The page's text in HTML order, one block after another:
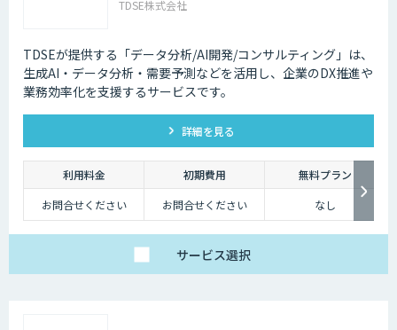
TDSE株式会社
TDSEが提供する「データ分析/AI開発/コンサルティング」は、
生成AI・データ分析・需要予測などを活用し、企業のDX推進や
業務効率化を支援するサービスです。
詳細を見る
利用料金 初期費用
無料プラン
お問合せください
お問合せください なし
サービス選択